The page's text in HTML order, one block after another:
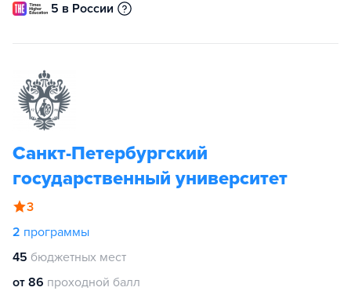
5 в России
Санкт-Петербургский
государственный университет
3
2 программы
45 бюджетных мест
от 86 проходной балл